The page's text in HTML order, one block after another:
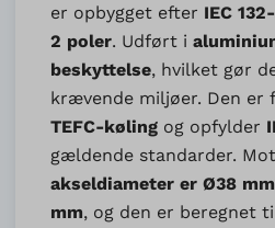
er opbygget efter IEC
2 poler. Udført i
beskyttelse, hvilket gør
krævende miljøer. Den er
TEFC-køling og opfylder
gældende standarder.
akseldiameter er Ø38 mm
mm, og den er beregnet